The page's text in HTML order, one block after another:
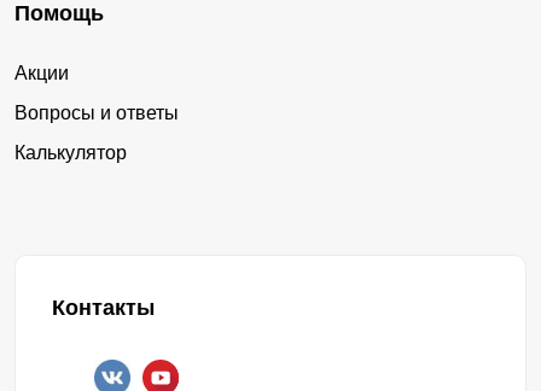
Помощь
Акции
Вопросы и ответы
Калькулятор
Контакты